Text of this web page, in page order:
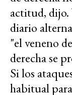
actitud, dijo.
diario
"el veneno
derecha se
Si los
habitual